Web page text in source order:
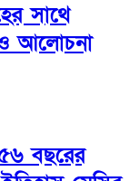
সাথে
আলোচনা
৫৬ বছরের